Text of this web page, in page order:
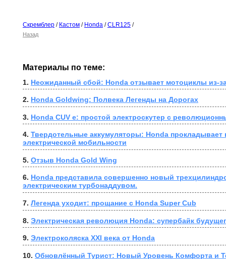
Скремблер / Кастом / Honda /CLR125 /
Назад
Материалы по теме:
1. Неожиданный сбой: Honda отзывает мотоциклы из-
2. Honda Goldwing: Полвека Легенды на Дорогах
3. Honda CUV e: простой электроскутер с
4. Твердотельные аккумуляторы: Honda прокладывает
электрической мобильности
5. Отзыв Honda Gold Wing
6. Honda представила совершенно новый
электрическим турбонаддувом.
7. Легенда уходит: прощание с Honda Super Cub
8. Электрическая революция Honda: супербайк
9. Электроколяска XXI века от Honda
10. Обновлённый Турист: Новый Уровень Комфорта и